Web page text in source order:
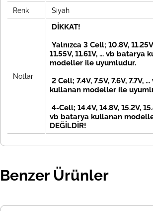
Renk Siyah
Notlar
DİKKAT!
Yalnızca 3 Cell; 10.8V,
11.55V, 11.61V, ... vb batarya
modeller ile uyumludur.
2 Cell; 7.4V, 7.5V, 7.6V, 7.7V, ...
kullanan modeller ile
4-Cell; 14.4V, 14.8V, 15.2V,
vb batarya kullanan
DEĞİLDİR!
Benzer Ürünler